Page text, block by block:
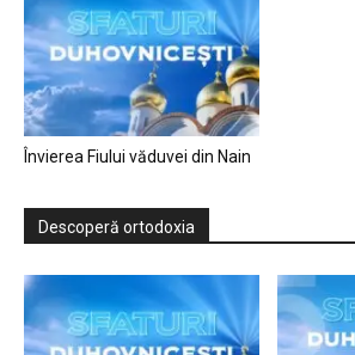
Învierea Fiului văduvei din Nain
Descoperă ortodoxia